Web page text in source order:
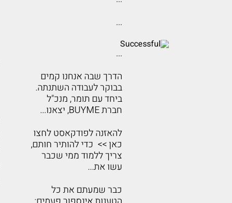
...
...
הדרך שבה אנחנו קמים
בבוקר לעבודה השתנתה.
ביחד עם תומר, מנכ"ל
חברת BUYME, יצאנו...
להאזנה לפודקאסט לחצו
כאן >> כדי להותיר חותם,
צריך ללמוד ממי שכבר
עשו את...
כבר שמעתם את כל